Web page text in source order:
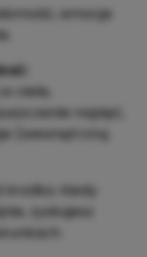
emocje
ciele,
napięć,
(wewnętrzną
Kiedy
zyskujesz